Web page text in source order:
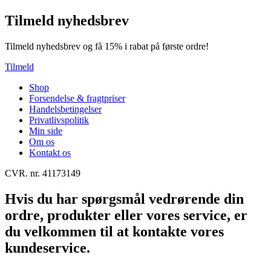
Tilmeld nyhedsbrev
Tilmeld nyhedsbrev og få 15% i rabat på første ordre!
Tilmeld
Shop
Forsendelse & fragtpriser
Handelsbetingelser
Privatlivspolitik
Min side
Om os
Kontakt os
CVR. nr. 41173149
Hvis du har spørgsmål vedrørende din
ordre, produkter eller vores service, er
du velkommen til at kontakte vores
kundeservice.